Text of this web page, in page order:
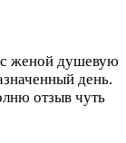
с женой душевую
день.
отзыв чуть